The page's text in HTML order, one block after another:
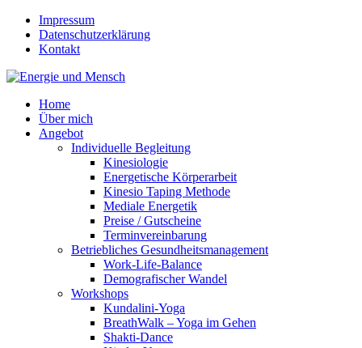
Impressum
Datenschutzerklärung
Kontakt
Home
Über mich
Angebot
Individuelle Begleitung
Kinesiologie
Energetische Körperarbeit
Kinesio Taping Methode
Mediale Energetik
Preise / Gutscheine
Terminvereinbarung
Betriebliches Gesundheitsmanagement
Work-Life-Balance
Demografischer Wandel
Workshops
Kundalini-Yoga
BreathWalk – Yoga im Gehen
Shakti-Dance